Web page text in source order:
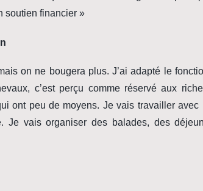
soutien financier »
on ne bougera plus. J’ai adapté le
c’est perçu comme réservé aux
ont peu de moyens. Je vais travailler
Je vais organiser des balades, des